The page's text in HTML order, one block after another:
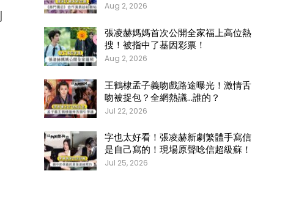
Aug 2, 2026
張凌赫媽媽首次公開全家福上高位熱
搜！被指中了基因彩票！
Aug 2, 2026
王鶴棣孟子義吻戲路途曝光！激情舌
吻被捉包？全網熱議…誰的？
Jul 22, 2026
字也太好看！張凌赫新劇繁體手寫信
是自己寫的！現場原聲唸信超級蘇！
Jul 25, 2026